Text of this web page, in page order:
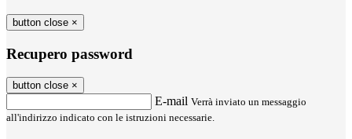
button close ×
Recupero password
button close ×
E-mail Verrà inviato un messaggio
all'indirizzo indicato con le istruzioni necessarie.